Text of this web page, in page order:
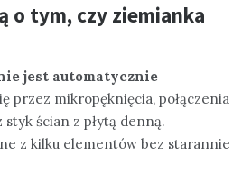
o tym, czy ziemianka
jest automatycznie
przez mikropęknięcia, połączenia
ścian z płytą denną.
z kilku elementów bez starannie